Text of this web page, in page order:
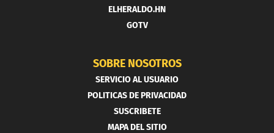
ELHERALDO.HN
GOTV
SOBRE NOSOTROS
SERVICIO AL USUARIO
POLITICAS DE PRIVACIDAD
SUSCRIBETE
MAPA DEL SITIO